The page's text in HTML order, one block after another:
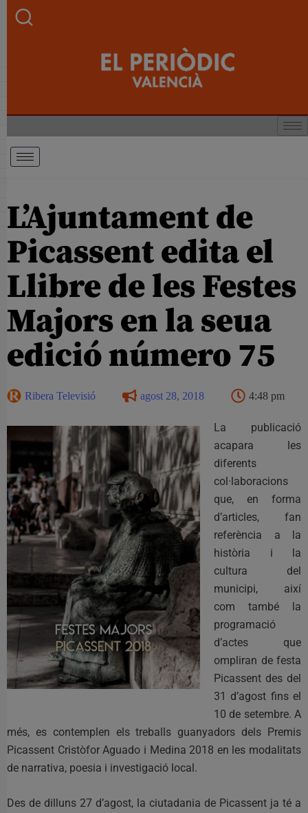
L’Ajuntament de
Picassent edita el
Llibre de les Festes
Majors en la seua
edició número 75
Ribera Televisió agost 28, 2018 4:48 pm
La publicació
acapara les
diferents
col·laboracions
que, en forma
d’articles, fan
referència a la
història i la
cultura del
municipi, així
com també la
programació
d’actes que
ompliran de festa
Picassent des del
31 d’agost fins el
10 de setembre. A
més, es contemplen els treballs guanyadors dels Premis
Picassent Cristòfor Aguado i Medina 2018 en les modalitats
de narrativa, poesia i investigació local.
Des de dilluns 27 d’agost, la ciutadania de Picassent ja té a